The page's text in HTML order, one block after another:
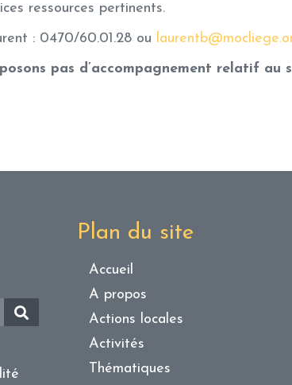
ressources pertinents.
: 0470/60.01.28 ou
pas d’accompagnement relatif au
Plan du site
Accueil
A propos
Actions locales
Activités
Thématiques